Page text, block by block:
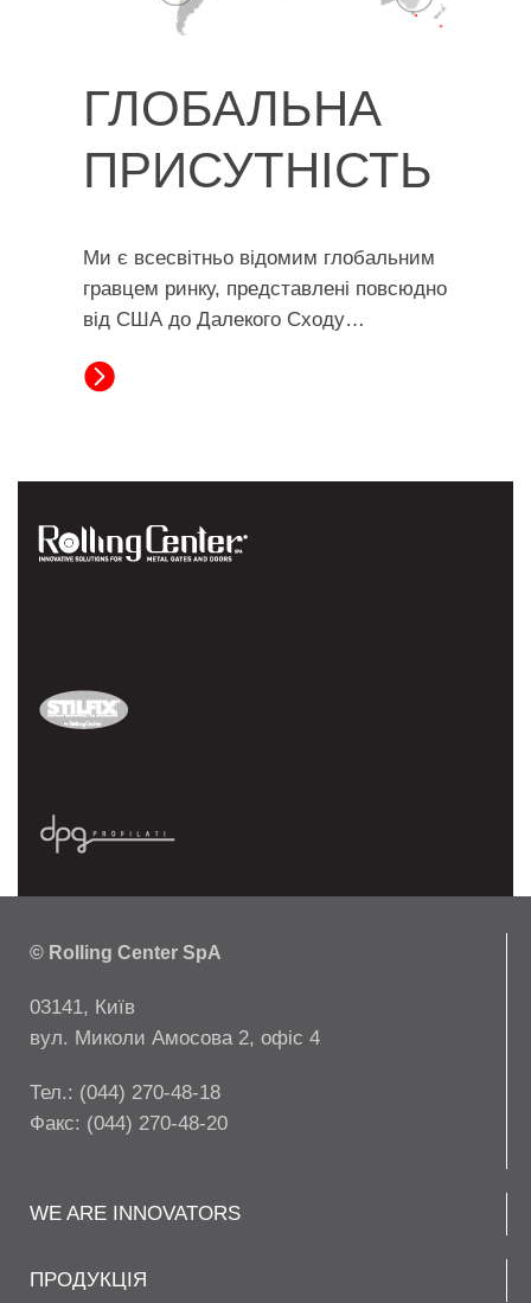
ГЛОБАЛЬНА
ПРИСУТНІСТЬ
Ми є всесвітньо відомим глобальним
гравцем ринку, представлені повсюдно
від США до Далекого Сходу…
© Rolling Center SpA
03141, Київ
вул. Миколи Амосова 2, офіс 4
Тел.: (044) 270-48-18
Факс: (044) 270-48-20
WE ARE INNOVATORS
ПРОДУКЦІЯ